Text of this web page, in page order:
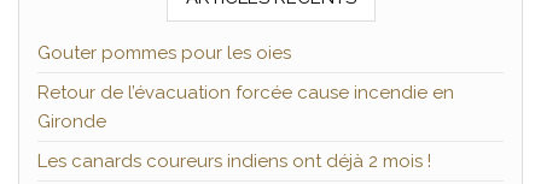
Gouter pommes pour les oies
Retour de l’évacuation forcée cause incendie en
Gironde
Les canards coureurs indiens ont déjà 2 mois !